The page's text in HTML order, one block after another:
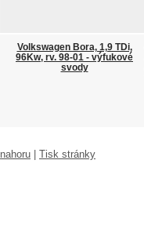
Volkswagen Bora, 1,9 TDi,
96Kw, rv. 98-01 - výfukové
svody
nahoru Tisk stránky